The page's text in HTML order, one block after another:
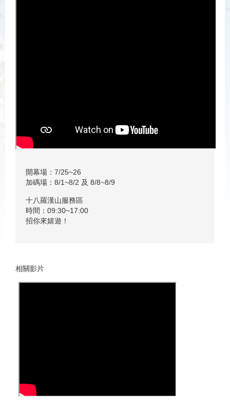
開幕場：7/25~26
加碼場：8/1~8/2 及 8/8~8/9
十八羅漢山服務區
時間：09:30~17:00
招你來嬉遊！
相關影片